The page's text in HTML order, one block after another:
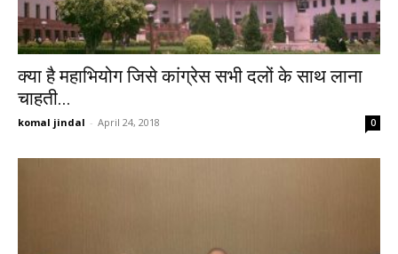
क्या है महाभियोग जिसे कांग्रेस सभी दलों के साथ लाना
चाहती...
komal jindal - April 24, 2018 0